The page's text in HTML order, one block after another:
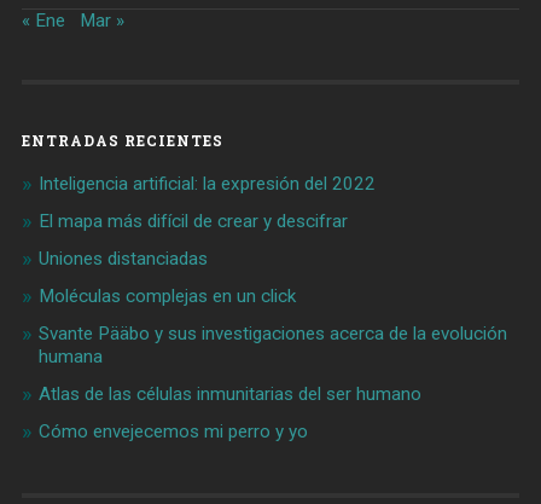
« Ene Mar »
ENTRADAS RECIENTES
Inteligencia artificial: la expresión del 2022
El mapa más difícil de crear y descifrar
Uniones distanciadas
Moléculas complejas en un click
Svante Pääbo y sus investigaciones acerca de la evolución
humana
Atlas de las células inmunitarias del ser humano
Cómo envejecemos mi perro y yo